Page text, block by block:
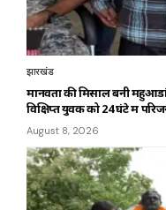
झारखंड
मानवता की मिसाल बनी
विक्षिप्त युवक को 24 घंटे में
August 8, 2026